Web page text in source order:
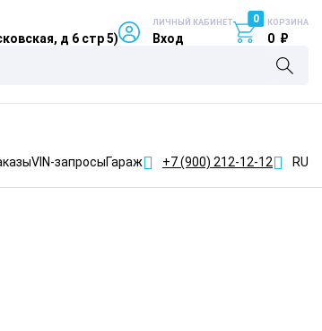
д 6 стр 5)
ЛИЧНЫЙ КАБИНЕТ
Вход
0 КОРЗИНА
0 ₽
VIN-запросыГараж +7 (900) 212-12-12 RU